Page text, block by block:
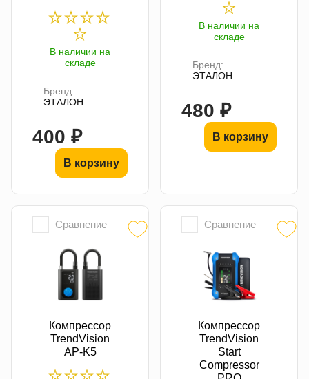
В наличии на
складе
Бренд:
ЭТАЛОН
400 ₽
В корзину
В наличии на
складе
Бренд:
ЭТАЛОН
480 ₽
В корзину
Сравнение
Компрессор
TrendVision
AP-K5
Сравнение
Компрессор
TrendVision
Start
Compressor